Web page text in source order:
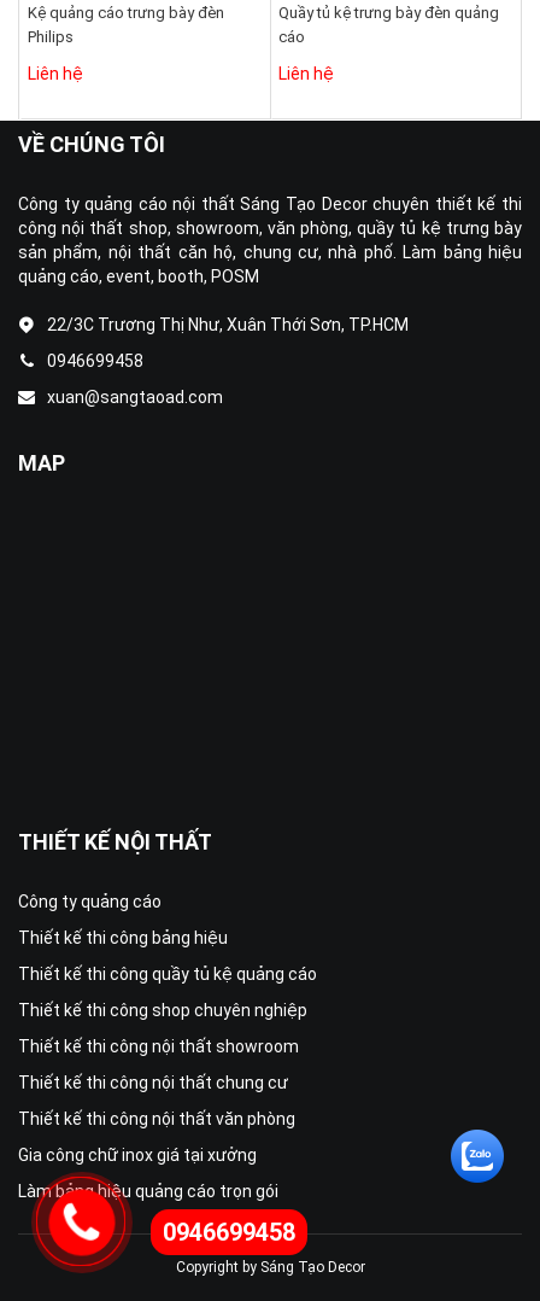
Kệ quảng cáo trưng bày đèn
Philips
Liên hệ
Quầy tủ kệ trưng bày đèn quảng
cáo
Liên hệ
VỀ CHÚNG TÔI
Công ty quảng cáo nội thất Sáng Tạo Decor chuyên thiết kế thi
công nội thất shop, showroom, văn phòng, quầy tủ kệ trưng bày
sản phẩm, nội thất căn hộ, chung cư, nhà phố. Làm bảng hiệu
quảng cáo, event, booth, POSM
22/3C Trương Thị Như, Xuân Thới Sơn, TP.HCM
0946699458
xuan@sangtaoad.com
MAP
THIẾT KẾ NỘI THẤT
Công ty quảng cáo
Thiết kế thi công bảng hiệu
Thiết kế thi công quầy tủ kệ quảng cáo
Thiết kế thi công shop chuyên nghiệp
Thiết kế thi công nội thất showroom
Thiết kế thi công nội thất chung cư
Thiết kế thi công nội thất văn phòng
Gia công chữ inox giá tại xưởng
Làm bảng hiệu quảng cáo trọn gói
Copyright by Sáng Tạo Decor
0946699458